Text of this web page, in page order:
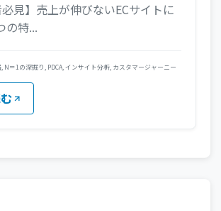
必見】売上が伸びないECサイトに
の特...
, N＝1の深掘り, PDCA, インサイト分析, カスタマージャーニー